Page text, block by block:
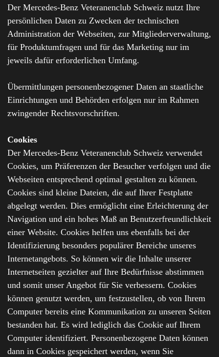
Der Mercedes-Benz Veteranenclub Schweiz nutzt Ihre
persönlichen Daten zu Zwecken der technischen
Administration der Webseiten, zur Mitgliederverwaltung,
für Produktumfragen und für das Marketing nur im
jeweils dafür erforderlichen Umfang.
Übermittlungen personenbezogener Daten an staatliche
Einrichtungen und Behörden erfolgen nur im Rahmen
zwingender Rechtsvorschriften.
Cookies
Der Mercedes-Benz Veteranenclub Schweiz verwendet
Cookies, um Präferenzen der Besucher verfolgen und die
Webseiten entsprechend optimal gestalten zu können.
Cookies sind kleine Dateien, die auf Ihrer Festplatte
abgelegt werden. Dies ermöglicht eine Erleichterung der
Navigation und ein hohes Maß an Benutzerfreundlichkeit
einer Website. Cookies helfen uns ebenfalls bei der
Identifizierung besonders populärer Bereiche unseres
Internetangebots. So können wir die Inhalte unserer
Internetseiten gezielter auf Ihre Bedürfnisse abstimmen
und somit unser Angebot für Sie verbessern. Cookies
können genutzt werden, um festzustellen, ob von Ihrem
Computer bereits eine Kommunikation zu unseren Seiten
bestanden hat. Es wird lediglich das Cookie auf Ihrem
Computer identifiziert. Personenbezogene Daten können
dann in Cookies gespeichert werden, wenn Sie